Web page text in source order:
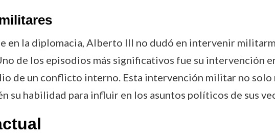
en la diplomacia, Alberto III no dudó en intervenir
de los episodios más significativos fue su intervención
de un conflicto interno. Esta intervención militar no
su habilidad para influir en los asuntos políticos de sus